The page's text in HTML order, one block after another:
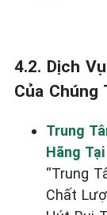
4.2. Dịch
Của Chúng
Trung
Hãng
“Trung
Chất